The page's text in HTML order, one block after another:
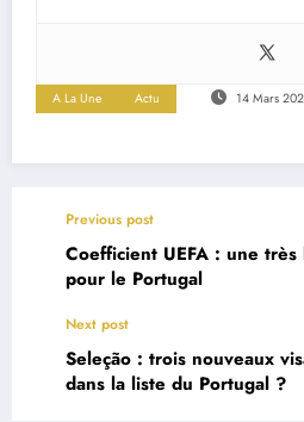
A La Une Actu 14 Mars
Previous post
Coefficient UEFA : une
pour le Portugal
Next post
Seleção : trois nouveaux
dans la liste du Portugal ?